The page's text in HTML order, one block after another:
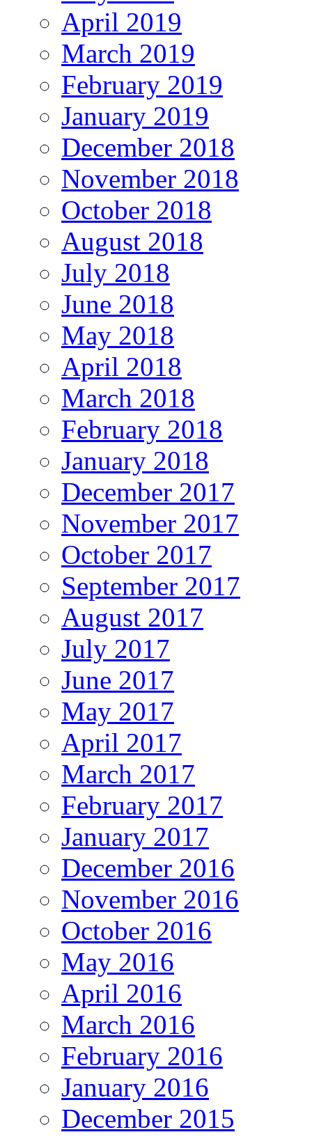
April 2019
March 2019
February 2019
January 2019
December 2018
November 2018
October 2018
August 2018
July 2018
June 2018
May 2018
April 2018
March 2018
February 2018
January 2018
December 2017
November 2017
October 2017
September 2017
August 2017
July 2017
June 2017
May 2017
April 2017
March 2017
February 2017
January 2017
December 2016
November 2016
October 2016
May 2016
April 2016
March 2016
February 2016
January 2016
December 2015